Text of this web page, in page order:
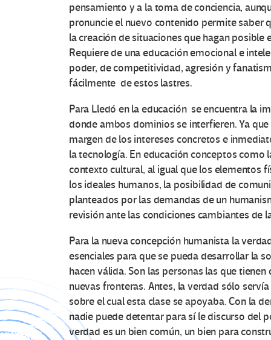
pensamiento y a la toma de conciencia,
pronuncie el nuevo contenido permite saber
la creación de situaciones que hagan
Requiere de una educación emocional e
poder, de competitividad, agresión y
fácilmente de estos lastres.
Para Lledó en la educación se encuentra la
donde ambos dominios se interfieren. Ya
margen de los intereses concretos e
la tecnología. En educación conceptos
contexto cultural, al igual que los elementos
los ideales humanos, la posibilidad de
planteados por las demandas de un
revisión ante las condiciones cambiantes de
Para la nueva concepción humanista la
esenciales para que se pueda desarrollar la
hacen válida. Son las personas las que
nuevas fronteras. Antes, la verdad sólo
sobre el cual esta clase se apoyaba. Con la
nadie puede detentar para sí le discurso del
verdad es un bien común, un bien para